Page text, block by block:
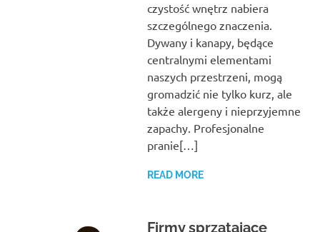
czystość wnętrz nabiera
szczególnego znaczenia.
Dywany i kanapy, będące
centralnymi elementami
naszych przestrzeni, mogą
gromadzić nie tylko kurz, ale
także alergeny i nieprzyjemne
zapachy. Profesjonalne
pranie[…]
READ MORE
Firmy sprzątające